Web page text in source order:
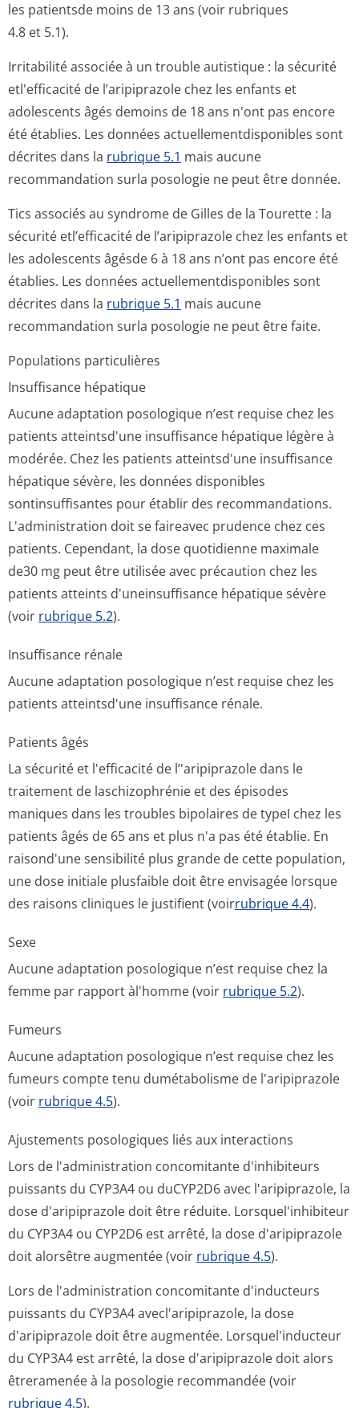
les patientsde moins de 13 ans (voir rubriques
4.8 et 5.1).
Irritabilité associée à un trouble autistique : la sécurité
etl'efficacité de l’aripiprazole chez les enfants et
adolescents âgés demoins de 18 ans n'ont pas encore
été établies. Les données actuellementdis­ponibles sont
décrites dans la rubrique 5.1 mais aucune
recommandation surla posologie ne peut être donnée.
Tics associés au syndrome de Gilles de la Tourette : la
sécurité etl’efficacité de l’aripiprazole chez les enfants et
les adolescents âgésde 6 à 18 ans n’ont pas encore été
établies. Les données actuellementdis­ponibles sont
décrites dans la rubrique 5.1 mais aucune
recommandation surla posologie ne peut être faite.
Populations particulières
Insuffisance hépatique
Aucune adaptation posologique n’est requise chez les
patients atteintsd'une insuffisance hépatique légère à
modérée. Chez les patients atteintsd'une insuffisance
hépatique sévère, les données disponibles
sontinsuffisantes pour établir des recommandations.
L'administration doit se faireavec prudence chez ces
patients. Cependant, la dose quotidienne maximale
de30 mg peut être utilisée avec précaution chez les
patients atteints d'uneinsuffisance hépatique sévère
(voir rubrique 5.2).
Insuffisance rénale
Aucune adaptation posologique n’est requise chez les
patients atteintsd'une insuffisance rénale.
Patients âgés
La sécurité et l'efficacité de l’'aripiprazole dans le
traitement de laschizophrénie et des épisodes
maniques dans les troubles bipolaires de typeI chez les
patients âgés de 65 ans et plus n'a pas été établie. En
raisond'une sensibilité plus grande de cette population,
une dose initiale plusfaible doit être envisagée lorsque
des raisons cliniques le justifient (voirrubrique 4.4).
Sexe
Aucune adaptation posologique n’est requise chez la
femme par rapport àl'homme (voir rubrique 5.2).
Fumeurs
Aucune adaptation posologique n’est requise chez les
fumeurs compte tenu dumétabolisme de l'aripiprazole
(voir rubrique 4.5).
Ajustements posologiques liés aux interactions
Lors de l'administration concomitante d'inhibiteurs
puissants du CYP3A4 ou duCYP2D6 avec l'aripiprazole, la
dose d'aripiprazole doit être réduite. Lorsquel'inhibiteur
du CYP3A4 ou CYP2D6 est arrêté, la dose d'aripiprazole
doit alorsêtre augmentée (voir rubrique 4.5).
Lors de l'administration concomitante d'inducteurs
puissants du CYP3A4 avecl'aripiprazole, la dose
d'aripiprazole doit être augmentée. Lorsquel'inducteur
du CYP3A4 est arrêté, la dose d'aripiprazole doit alors
êtreramenée à la posologie recommandée (voir
rubrique 4.5).